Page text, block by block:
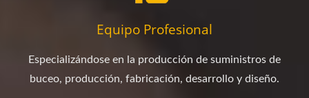
Equipo Profesional
Especializándose en la producción de suministros de
buceo, producción, fabricación, desarrollo y diseño.